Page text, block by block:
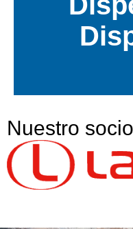
Nuestro